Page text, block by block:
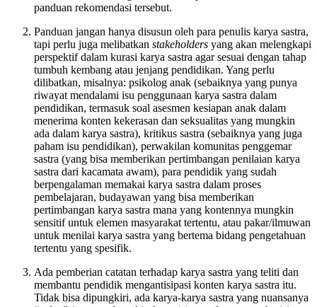
panduan rekomendasi tersebut.
Panduan jangan hanya disusun oleh para penulis karya sastra,
tapi perlu juga melibatkan stakeholders yang akan melengkapi
perspektif dalam kurasi karya sastra agar sesuai dengan tahap
tumbuh kembang atau jenjang pendidikan. Yang perlu
dilibatkan, misalnya: psikolog anak (sebaiknya yang punya
riwayat mendalami isu penggunaan karya sastra dalam
pendidikan, termasuk soal asesmen kesiapan anak dalam
menerima konten kekerasan dan seksualitas yang mungkin
ada dalam karya sastra), kritikus sastra (sebaiknya yang juga
paham isu pendidikan), perwakilan komunitas penggemar
sastra (yang bisa memberikan pertimbangan penilaian karya
sastra dari kacamata awam), para pendidik yang sudah
berpengalaman memakai karya sastra dalam proses
pembelajaran, budayawan yang bisa memberikan
pertimbangan karya sastra mana yang kontennya mungkin
sensitif untuk elemen masyarakat tertentu, atau pakar/ilmuwan
untuk menilai karya sastra yang bertema bidang pengetahuan
tertentu yang spesifik.
Ada pemberian catatan terhadap karya sastra yang teliti dan
membantu pendidik mengantisipasi konten karya sastra itu.
Tidak bisa dipungkiri, ada karya-karya sastra yang nuansanya